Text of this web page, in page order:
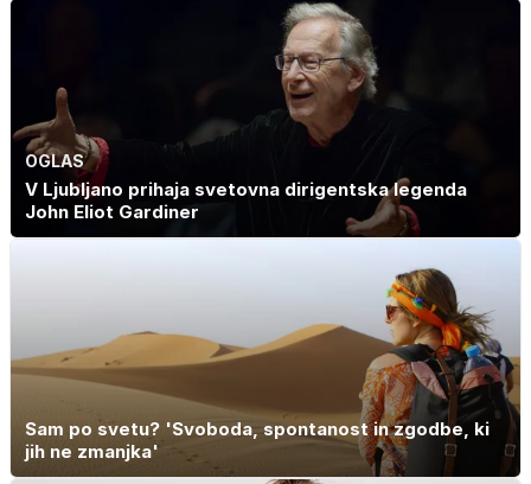
OGLAS
V Ljubljano prihaja svetovna dirigentska legenda
John Eliot Gardiner
Sam po svetu? 'Svoboda, spontanost in zgodbe, ki
jih ne zmanjka'